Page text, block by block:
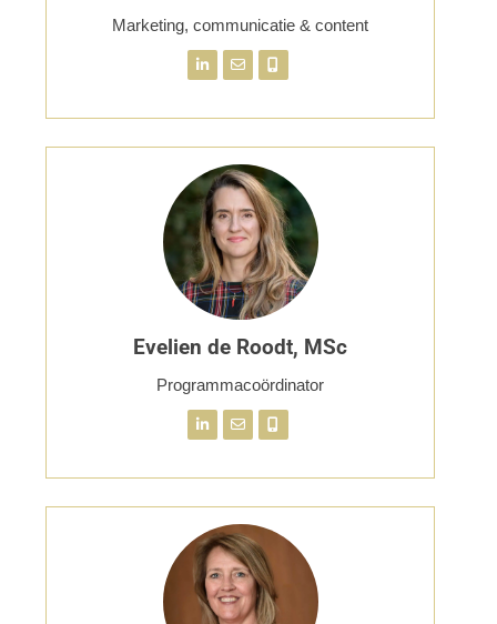
Marketing, communicatie & content
Evelien de Roodt, MSc
Programmacoördinator